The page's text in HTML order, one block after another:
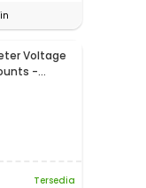
Voltage
-
Tersedia